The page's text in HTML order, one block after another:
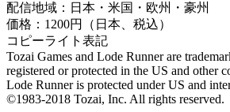
配信地域：日本・米国・欧州・豪州
価格：1200円（日本、税込）
コピーライト表記
Tozai Games and Lode Runner are
registered or protected in the US and other
Lode Runner is protected under US and
©1983-2018 Tozai, Inc. All rights reserved.